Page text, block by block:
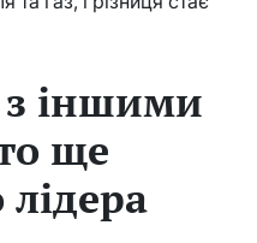
іншими
ще